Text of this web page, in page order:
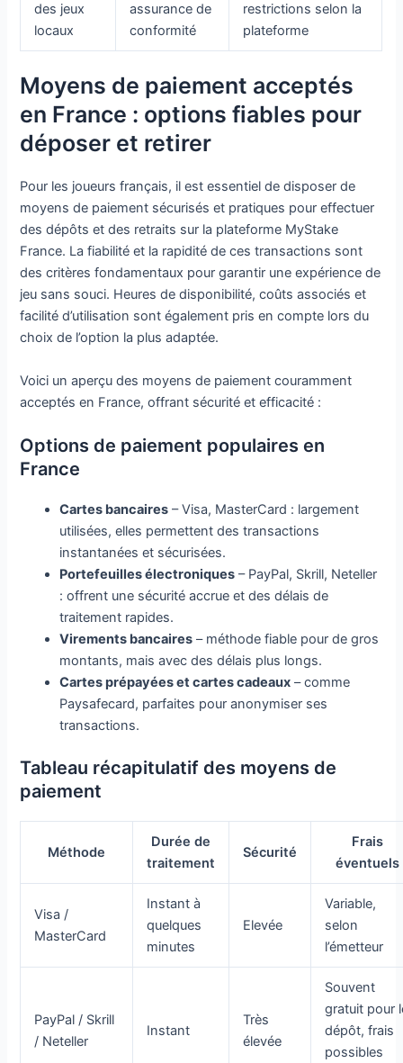
des jeux
locaux
assurance de
conformité
restrictions selon la
plateforme
Moyens de paiement acceptés
en France : options fiables pour
déposer et retirer
Pour les joueurs français, il est essentiel de disposer de
moyens de paiement sécurisés et pratiques pour effectuer
des dépôts et des retraits sur la plateforme MyStake
France. La fiabilité et la rapidité de ces transactions sont
des critères fondamentaux pour garantir une expérience de
jeu sans souci. Heures de disponibilité, coûts associés et
facilité d’utilisation sont également pris en compte lors du
choix de l’option la plus adaptée.
Voici un aperçu des moyens de paiement couramment
acceptés en France, offrant sécurité et efficacité :
Options de paiement populaires en
France
Cartes bancaires – Visa, MasterCard : largement
utilisées, elles permettent des transactions
instantanées et sécurisées.
Portefeuilles électroniques – PayPal, Skrill, Neteller
: offrent une sécurité accrue et des délais de
traitement rapides.
Virements bancaires – méthode fiable pour de gros
montants, mais avec des délais plus longs.
Cartes prépayées et cartes cadeaux – comme
Paysafecard, parfaites pour anonymiser ses
transactions.
Tableau récapitulatif des moyens de
paiement
Méthode
Durée de
traitement
Sécurité
Frais
éventuels
Visa /
MasterCard
Instant à
quelques
minutes
Elevée
Variable,
selon
l’émetteur
PayPal / Skrill
/ Neteller
Instant
Très
élevée
Souvent
gratuit pour
dépôt, frais
possibles